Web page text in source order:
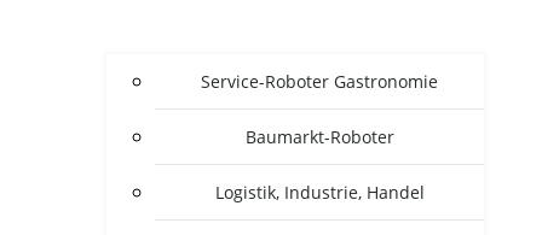
Service-Roboter Gastronomie
Baumarkt-Roboter
Logistik, Industrie, Handel